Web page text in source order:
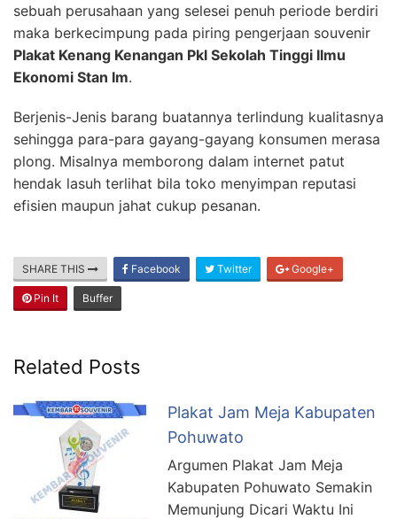
sebuah perusahaan yang selesei penuh periode berdiri
maka berkecimpung pada piring pengerjaan souvenir
Plakat Kenang Kenangan Pkl Sekolah Tinggi Ilmu
Ekonomi Stan Im.
Berjenis-Jenis barang buatannya terlindung kualitasnya
sehingga para-para gayang-gayang konsumen merasa
plong. Misalnya memborong dalam internet patut
hendak lasuh terlihat bila toko menyimpan reputasi
efisien maupun jahat cukup pesanan.
SHARE THIS Facebook Twitter Google+
Pin It Buffer
Related Posts
Plakat Jam Meja Kabupaten
Pohuwato
Argumen Plakat Jam Meja
Kabupaten Pohuwato Semakin
Memunjung Dicari Waktu Ini